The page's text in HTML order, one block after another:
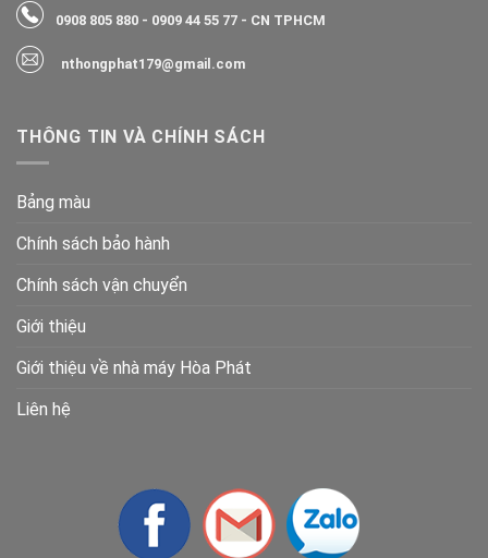
0908 805 880 - 0909 44 55 77 - CN TPHCM
nthongphat179@gmail.com
THÔNG TIN VÀ CHÍNH SÁCH
Bảng màu
Chính sách bảo hành
Chính sách vận chuyển
Giới thiệu
Giới thiệu về nhà máy Hòa Phát
Liên hệ